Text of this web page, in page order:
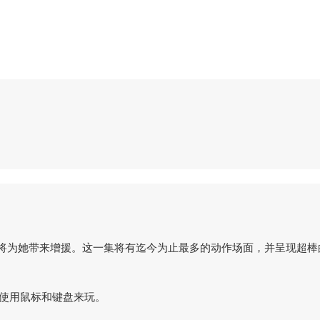
她带来增援。这一集将有迄今为止最多的动作场面，并呈现超棒
鼠标和键盘来玩。